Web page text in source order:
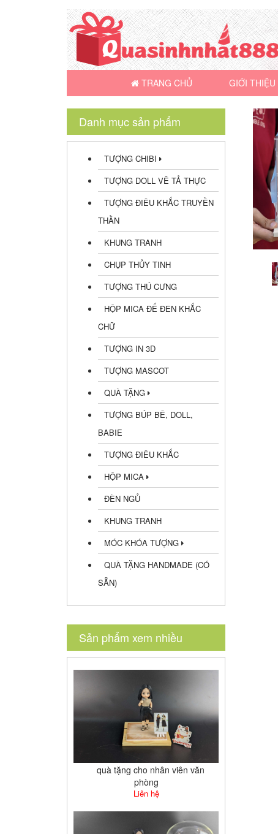
TRANG CHỦ GIỚI THIỆU
Danh mục sản phẩm
TƯỢNG CHIBI
TƯỢNG DOLL VẼ TẢ THỰC
TƯỢNG ĐIÊU KHẮC TRUYỀN
THẦN
KHUNG TRANH
CHỤP THỦY TINH
TƯỢNG THÚ CƯNG
HỘP MICA ĐẾ ĐEN KHẮC
CHỮ
TƯỢNG IN 3D
TƯỢNG MASCOT
QUÀ TẶNG
TƯỢNG BÚP BÊ, DOLL,
BABIE
TƯỢNG ĐIÊU KHẮC
HỘP MICA
ĐÈN NGỦ
KHUNG TRANH
MÓC KHÓA TƯỢNG
QUÀ TẶNG HANDMADE (CÓ
SẴN)
Sản phẩm xem nhiều
quà tặng cho nhân viên văn
phòng
Liên hệ